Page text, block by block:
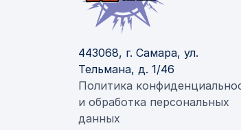
443068, г. Самара, ул.
Тельмана, д. 1/46
Политика
и обработка персональных
данных